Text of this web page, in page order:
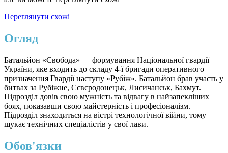
Переглянути схожі
Огляд
Батальйон «Свобода» — формування Національної гвардії
України, яке входить до складу 4-ї бригади оперативного
призначення Гвардії наступу «Рубіж». Батальйон брав участь у
битвах за Рубіжне, Сєвєродонецьк, Лисичанськ, Бахмут.
Підрозділ довів свою мужність та відвагу в найзапекліших
боях, показавши свою майстерність і професіоналізм.
Підрозділ знаходиться на вістрі технологічної війни, тому
шукає технічних спеціалістів у свої лави.
Обов'язки